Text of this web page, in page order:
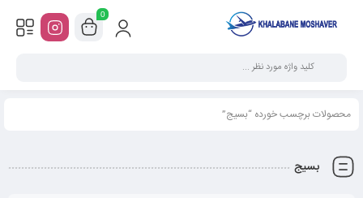
0
محصولات برچسب خورده “بسیج”
بسیج